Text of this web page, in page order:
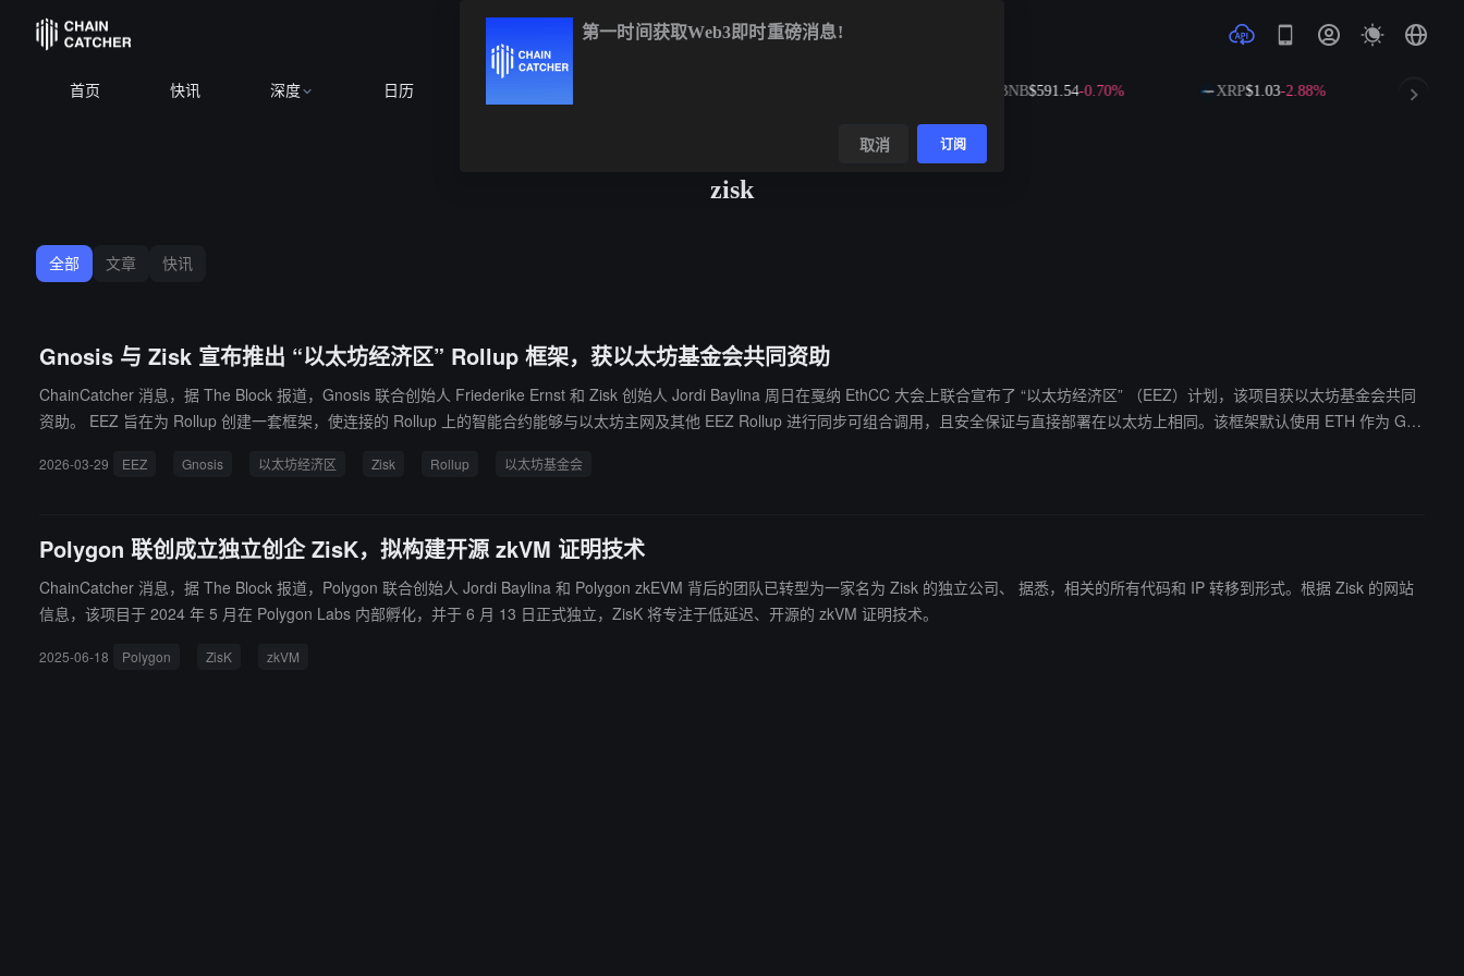
首页 快讯 深度 日历 BNB$591.54-0.70% XRP$1.03-2.88%
zisk
全部 文章 快讯
Gnosis 与 Zisk 宣布推出 “以太坊经济区” Rollup 框架，获以太坊基金会共同资助
ChainCatcher 消息，据 The Block 报道，Gnosis 联合创始人 Friederike Ernst 和 Zisk 创始人 Jordi Baylina 周日在戛纳 EthCC 大会上联合宣布了 “以太坊经济区” （EEZ）计划，该项目获以太坊基金会共同
资助。 EEZ 旨在为 Rollup 创建一套框架，使连接的 Rollup 上的智能合约能够与以太坊主网及其他 EEZ Rollup 进行同步可组合调用，且安全保证与直接部署在以太坊上相同。该框架默认使用 ETH 作为 Gas
协议 Aave、区块构建商 Titan 和 Beaver Build、RWA 平台 Centrifuge，以及代币化股票项目 xStocks。项目将以瑞士非营利机构形式运作，所有软件以自由开源形式发布，目标是最小化治理并最终实现不可
2026-03-29 EEZ Gnosis 以太坊经济区 Zisk Rollup 以太坊基金会
Polygon 联创成立独立创企 ZisK，拟构建开源 zkVM 证明技术
ChainCatcher 消息，据 The Block 报道，Polygon 联合创始人 Jordi Baylina 和 Polygon zkEVM 背后的团队已转型为一家名为 Zisk 的独立公司、 据悉，相关的所有代码和 IP 转移到形式。根据 Zisk 的网站
信息，该项目于 2024 年 5 月在 Polygon Labs 内部孵化，并于 6 月 13 日正式独立，ZisK 将专注于低延迟、开源的 zkVM 证明技术。
2025-06-18 Polygon ZisK zkVM
第一时间获取Web3即时重磅消息!
取消 订阅